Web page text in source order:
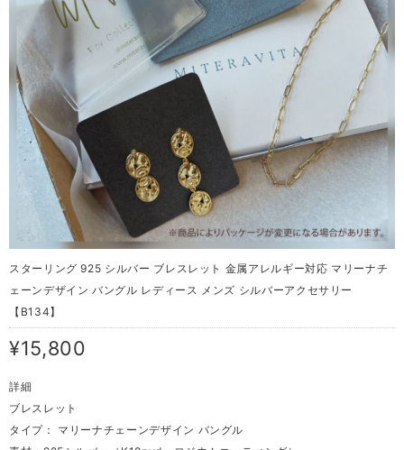
スターリング 925 シルバー ブレスレット 金属アレルギー対応 マリーナチ
ェーンデザイン バングル レディース メンズ シルバーアクセサリー
【B134】
¥15,800
詳細
ブレスレット
タイプ： マリーナチェーンデザイン バングル